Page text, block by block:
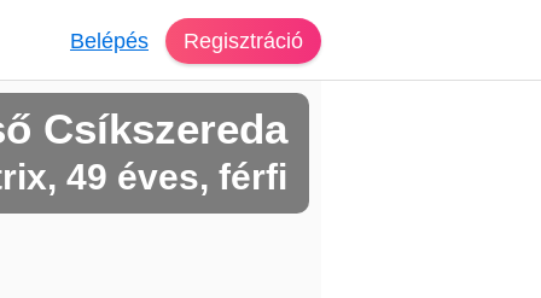
Belépés Regisztráció
Csíkszereda
49 éves, férfi